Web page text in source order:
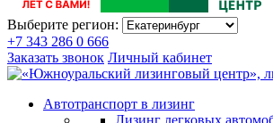
Выберите регион:
+7 343 286 0 666
Заказать звонок Личный кабинет
Автотранспорт в лизинг
Лизинг легковых